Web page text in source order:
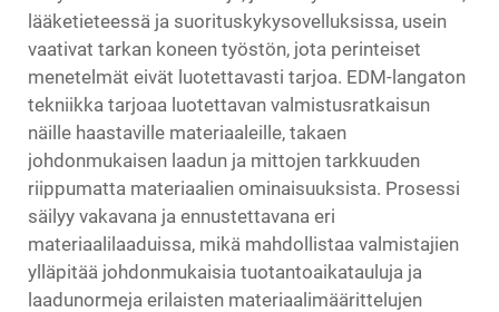
lääketieteessä ja suorituskykysovelluksissa, usein
vaativat tarkan koneen työstön, jota perinteiset
menetelmät eivät luotettavasti tarjoa. EDM-langaton
tekniikka tarjoaa luotettavan valmistusratkaisun
näille haastaville materiaaleille, takaen
johdonmukaisen laadun ja mittojen tarkkuuden
riippumatta materiaalien ominaisuuksista. Prosessi
säilyy vakavana ja ennustettavana eri
materiaalilaaduissa, mikä mahdollistaa valmistajien
ylläpitää johdonmukaisia tuotantoaikatauluja ja
laadunormeja erilaisten materiaalimäärittelujen